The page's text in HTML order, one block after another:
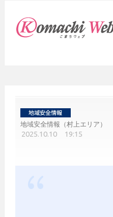
地域安全情報（村上エリア）
2025.10.10 19:15